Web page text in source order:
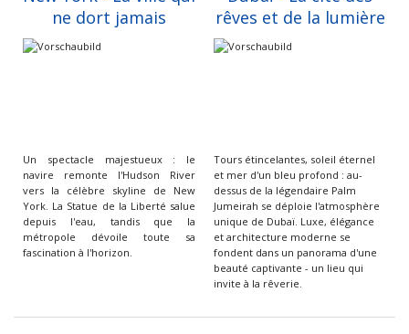
ne dort jamais
rêves et de la lumière
Un spectacle majestueux : le
navire remonte l'Hudson River
vers la célèbre skyline de New
York. La Statue de la Liberté salue
depuis l'eau, tandis que la
métropole dévoile toute sa
fascination à l'horizon.
Tours étincelantes, soleil éternel
et mer d'un bleu profond : au-
dessus de la légendaire Palm
Jumeirah se déploie l'atmosphère
unique de Dubaï. Luxe, élégance
et architecture moderne se
fondent dans un panorama d'une
beauté captivante - un lieu qui
invite à la rêverie.